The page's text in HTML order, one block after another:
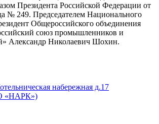
Президента Российской Федерации от
№ 249. Председателем Национального
Общероссийского объединения
союз промышленников и
Александр Николаевич Шохин.
набережная д.17
«НАРК»)